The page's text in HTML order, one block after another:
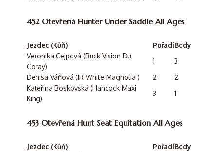
452 Otevřená Hunter Under Saddle All Ages
Jezdec (Kůň) PořadíBody
Veronika Cejpová (Buck Vision Du
Coray)
1
3
Denisa Váňová (JR White Magnolia )
2
2
Kateřina Boskovská (Hancock Maxi
King)
3 1
453 Otevřená Hunt Seat Equitation All Ages
Jezdec (Kůň) PořadíBody